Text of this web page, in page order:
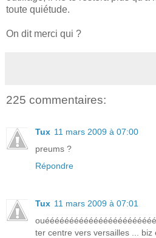
toute quiétude.
On dit merci qui ?
225 commentaires:
Tux 11 mars 2009 à 07:00
preums ?
Répondre
Tux 11 mars 2009 à 07:01
ter centre vers versailles ... biz